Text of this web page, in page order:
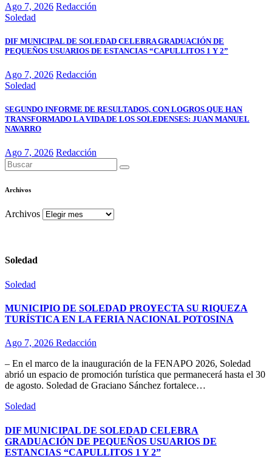
Ago 7, 2026 Redacción
Soledad
DIF MUNICIPAL DE SOLEDAD CELEBRA GRADUACIÓN DE
PEQUEÑOS USUARIOS DE ESTANCIAS “CAPULLITOS 1 Y 2”
Ago 7, 2026 Redacción
Soledad
SEGUNDO INFORME DE RESULTADOS, CON LOGROS QUE HAN
TRANSFORMADO LA VIDA DE LOS SOLEDENSES: JUAN MANUEL
NAVARRO
Ago 7, 2026 Redacción
Archivos
Archivos
Soledad
Soledad
MUNICIPIO DE SOLEDAD PROYECTA SU RIQUEZA
TURÍSTICA EN LA FERIA NACIONAL POTOSINA
Ago 7, 2026 Redacción
– En el marco de la inauguración de la FENAPO 2026, Soledad
abrió un espacio de promoción turística que permanecerá hasta el 30
de agosto. Soledad de Graciano Sánchez fortalece…
Soledad
DIF MUNICIPAL DE SOLEDAD CELEBRA
GRADUACIÓN DE PEQUEÑOS USUARIOS DE
ESTANCIAS “CAPULLITOS 1 Y 2”